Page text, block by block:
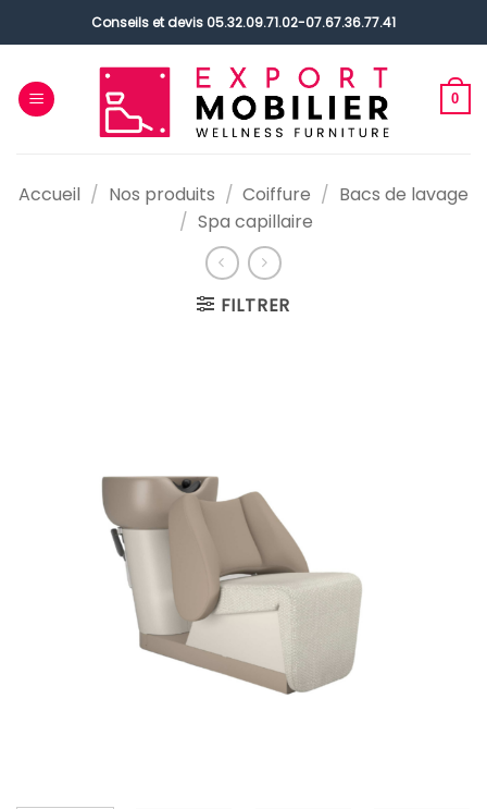
au
Conseils et devis 05.32.09.71.02-07.67.36.77.41
0
Accueil / Nos produits / Coiffure / Bacs de lavage
/ Spa capillaire
FILTRER